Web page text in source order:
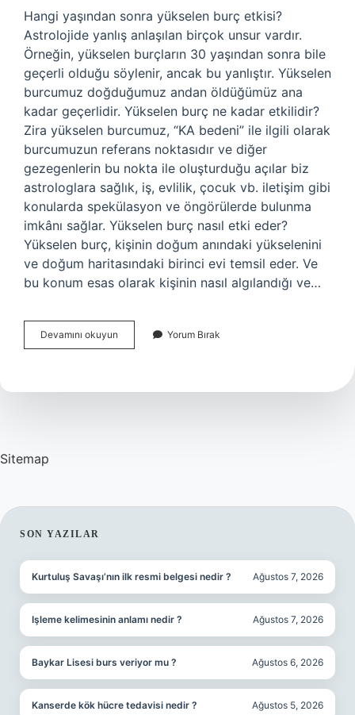
Hangi yaşından sonra yükselen burç etkisi?
Astrolojide yanlış anlaşılan birçok unsur vardır.
Örneğin, yükselen burçların 30 yaşından sonra bile
geçerli olduğu söylenir, ancak bu yanlıştır. Yükselen
burcumuz doğduğumuz andan öldüğümüz ana
kadar geçerlidir. Yükselen burç ne kadar etkilidir?
Zira yükselen burcumuz, “KA bedeni” ile ilgili olarak
burcumuzun referans noktasıdır ve diğer
gezegenlerin bu nokta ile oluşturduğu açılar biz
astrologlara sağlık, iş, evlilik, çocuk vb. iletişim gibi
konularda spekülasyon ve öngörülerde bulunma
imkânı sağlar. Yükselen burç nasıl etki eder?
Yükselen burç, kişinin doğum anındaki yükselenini
ve doğum haritasındaki birinci evi temsil eder. Ve
bu konum esas olarak kişinin nasıl algılandığı ve…
Devamını okuyun Yükselen
Burç
Etkili
Yorum Bırak
Sitemap
SIDEBAR
SON YAZILAR
Kurtuluş Savaşı’nın ilk resmi belgesi nedir ? Ağustos 7, 2026
Işleme kelimesinin anlamı nedir ? Ağustos 7, 2026
Baykar Lisesi burs veriyor mu ? Ağustos 6, 2026
Kanserde kök hücre tedavisi nedir ? Ağustos 5, 2026